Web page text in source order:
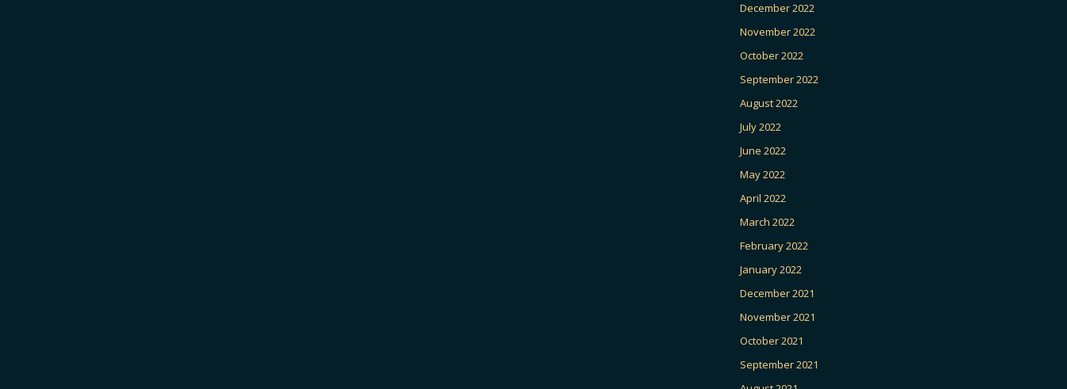
December 2022
November 2022
October 2022
September 2022
August 2022
July 2022
June 2022
May 2022
April 2022
March 2022
February 2022
January 2022
December 2021
November 2021
October 2021
September 2021